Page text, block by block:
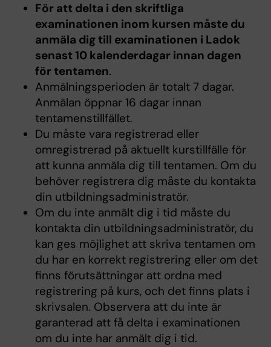
För att delta i den skriftliga
examinationen inom kursen måste du
anmäla dig till examinationen i Ladok
senast 10 kalenderdagar innan dagen
för tentamen.
Anmälningsperioden är totalt 7 dagar.
Anmälan öppnar 16 dagar innan
tentamenstillfället.
Du måste vara registrerad eller
omregistrerad på aktuellt kurstillfälle för
att kunna anmäla dig till tentamen. Om du
behöver registrera dig måste du kontakta
din utbildningsadministratör.
Om du inte anmält dig i tid måste du
kontakta din utbildningsadministratör, du
kan ges möjlighet att skriva tentamen om
du har en korrekt registrering eller om det
finns förutsättningar att ordna med
registrering på kurs, och det finns plats i
skrivsalen. Observera att du inte är
garanterad att få delta i examinationen
om du inte har anmält dig i tid.